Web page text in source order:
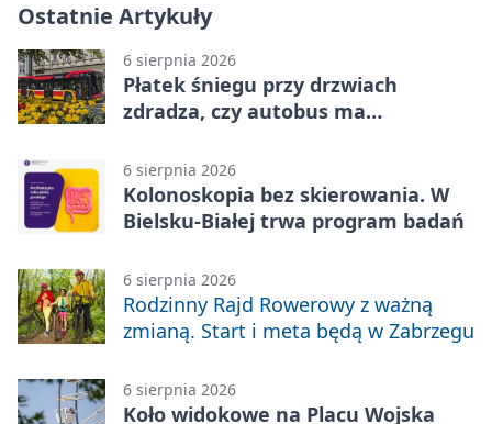
Ostatnie Artykuły
6 sierpnia 2026
Płatek śniegu przy drzwiach
zdradza, czy autobus ma
6 sierpnia 2026
Kolonoskopia bez skierowania. W
Bielsku-Białej trwa program badań
6 sierpnia 2026
Rodzinny Rajd Rowerowy z ważną
zmianą. Start i meta będą w Zabrzegu
6 sierpnia 2026
Koło widokowe na Placu Wojska